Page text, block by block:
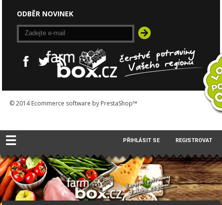
© 2014Ecommerce software by PrestaShop™
ODBĚR NOVINEK
☰ PŘIHLÁSIT SE REGISTROVAT